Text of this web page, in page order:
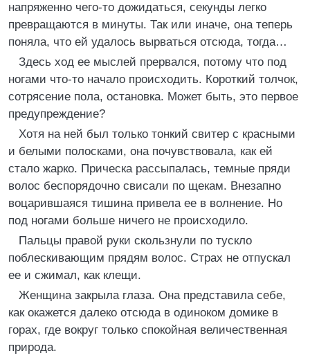
напряженно чего-то дожидаться, секунды легко
превращаются в минуты. Так или иначе, она теперь
поняла, что ей удалось вырваться отсюда, тогда…
Здесь ход ее мыслей прервался, потому что под
ногами что-то начало происходить. Короткий толчок,
сотрясение пола, остановка. Может быть, это первое
предупреждение?
Хотя на ней был только тонкий свитер с красными
и белыми полосками, она почувствовала, как ей
стало жарко. Прическа рассыпалась, темные пряди
волос беспорядочно свисали по щекам. Внезапно
воцарившаяся тишина привела ее в волнение. Но
под ногами больше ничего не происходило.
Пальцы правой руки скользнули по тускло
поблескивающим прядям волос. Страх не отпускал
ее и сжимал, как клещи.
Женщина закрыла глаза. Она представила себе,
как окажется далеко отсюда в одиноком домике в
горах, где вокруг только спокойная величественная
природа.